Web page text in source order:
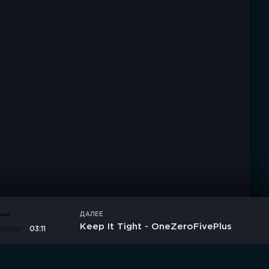
03:11
ДАЛЕЕ
Keep It Tight - OneZeroFivePlus